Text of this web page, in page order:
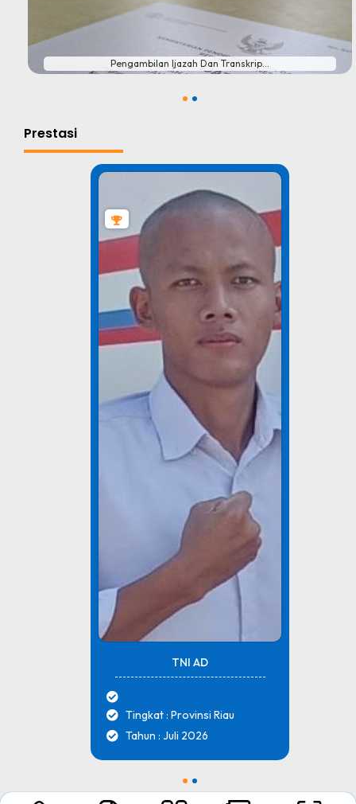
#
Pengambilan Ijazah Dan Transkrip...
Prestasi
TNI AD
Tingkat : Provinsi Riau
Tahun : Juli 2026
1 2